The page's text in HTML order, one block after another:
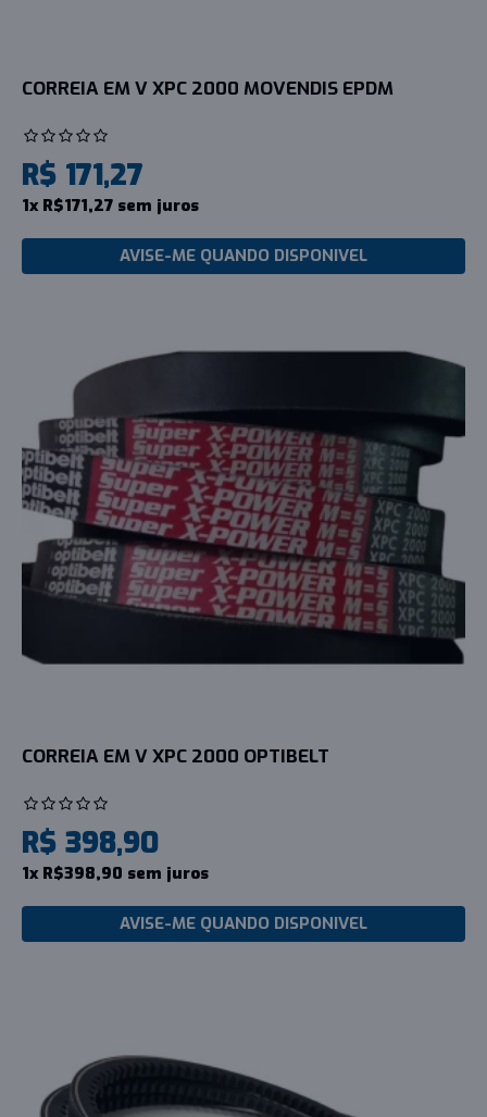
CORREIA EM V XPC 2000 MOVENDIS EPDM
R$ 171,27
1x R$171,27 sem juros
AVISE-ME QUANDO DISPONIVEL
CORREIA EM V XPC 2000 OPTIBELT
R$ 398,90
1x R$398,90 sem juros
AVISE-ME QUANDO DISPONIVEL